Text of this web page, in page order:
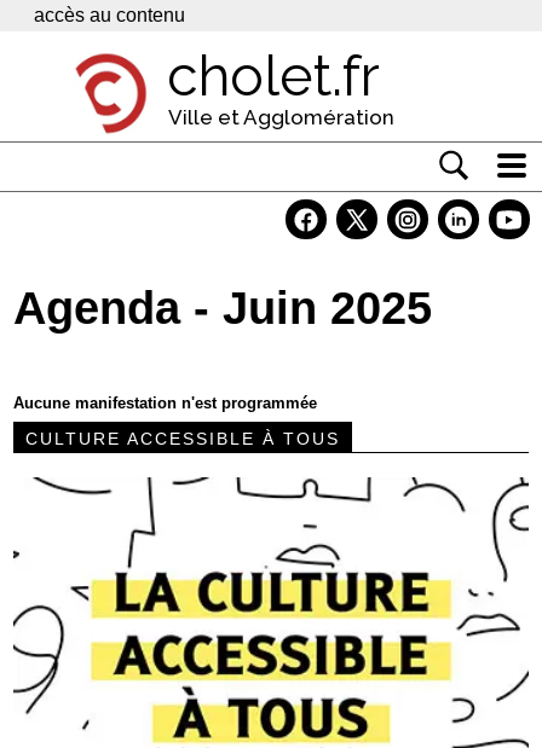
Panneau de gestion des cookies
accès au contenu
cholet.fr
Ville et Agglomération
Economie
Contacts
Agenda - Juin 2025
Aucune manifestation n'est programmée
CULTURE ACCESSIBLE À TOUS